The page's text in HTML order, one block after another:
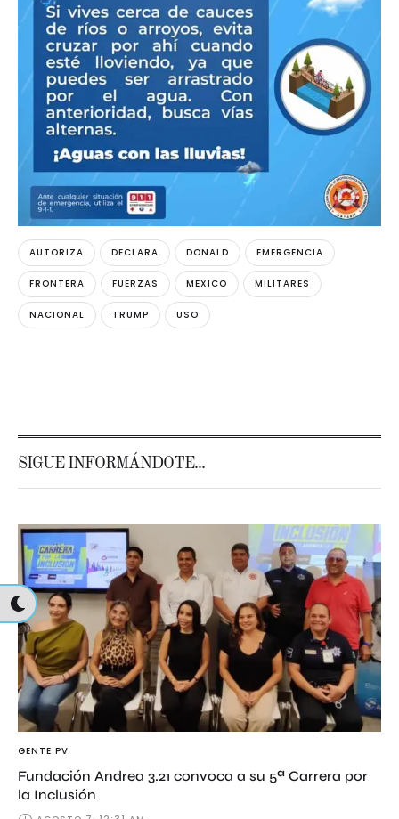
AUTORIZA DECLARA DONALD EMERGENCIA
FRONTERA FUERZAS MEXICO MILITARES
NACIONAL TRUMP USO
SIGUE INFORMÁNDOTE...
GENTE PV
Fundación Andrea 3.21 convoca a su 5ª Carrera por
la Inclusión